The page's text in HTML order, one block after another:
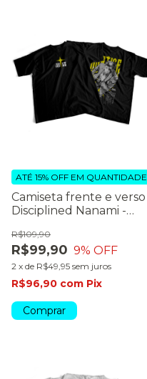
Camiseta frente e verso
Disciplined Nanami -
R$99,90
R$109,90
9% OFF
2 x de R$49,95 sem juros
ATÉ 15% OFF EM QUANTIDADE
R$96,90 com Pix
Comprar